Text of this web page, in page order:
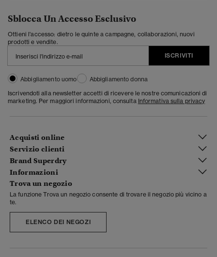
Sblocca Un Accesso Esclusivo
Ottieni l'accesso: dietro le quinte a campagne, collaborazioni, nuovi
prodotti e vendite.
ISCRIVITI
Abbigliamento uomo
Abbigliamento donna
Iscrivendoti alla newsletter accetti di ricevere le nostre comunicazioni di
marketing. Per maggiori informazioni, consulta Informativa sulla privacy
Acquisti online
Servizio clienti
Brand Superdry
Informazioni
Trova un negozio
La funzione Trova un negozio consente di trovare il negozio più vicino a
te.
ELENCO DEI NEGOZI